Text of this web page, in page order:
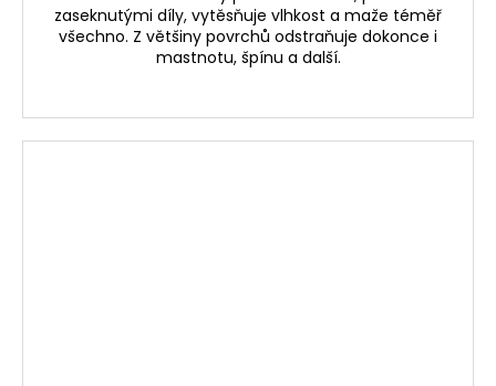
zaseknutými díly, vytěsňuje vlhkost a maže téměř
všechno. Z většiny povrchů odstraňuje dokonce i
mastnotu, špínu a další.